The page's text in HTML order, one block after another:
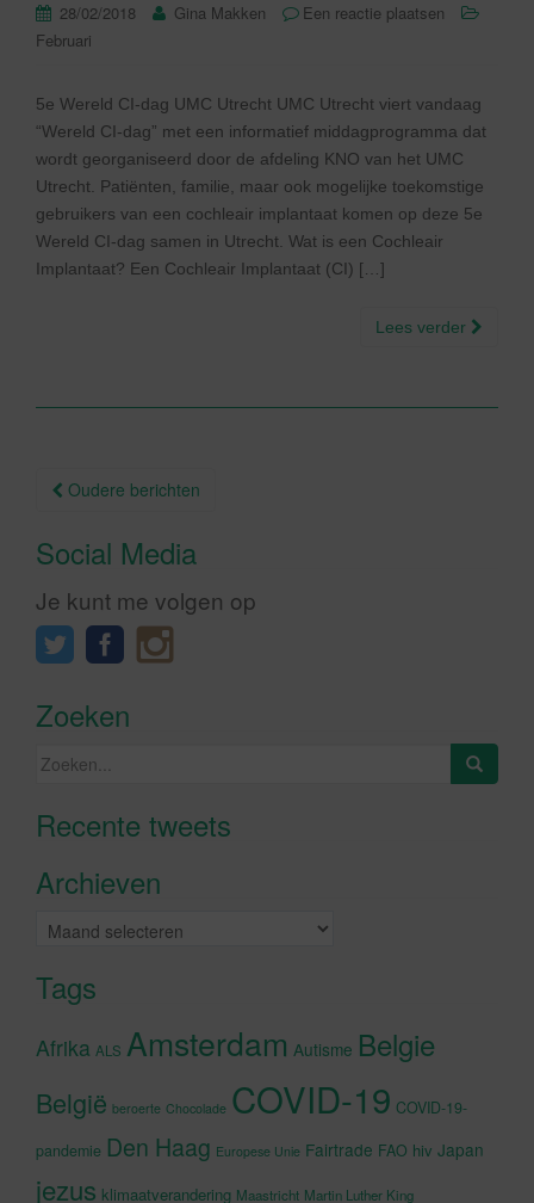
28/02/2018 Gina Makken
Een reactie plaatsen
Februari
5e Wereld CI-dag UMC Utrecht UMC Utrecht viert vandaag
“Wereld CI-dag” met een informatief middagprogramma dat
wordt georganiseerd door de afdeling KNO van het UMC
Utrecht. Patiënten, familie, maar ook mogelijke toekomstige
gebruikers van een cochleair implantaat komen op deze 5e
Wereld CI-dag samen in Utrecht. Wat is een Cochleair
Implantaat? Een Cochleair Implantaat (CI) […]
Lees verder
Berichtnavigatie
Oudere berichten
Social Media
Je kunt me volgen op
Zoeken
Zoeken
Recente tweetsKlik om marketing cookies te
Archieven
Archieven
Tags
Afrika ALS Amsterdam Autisme Belgie
België beroerte Chocolade COVID-19 COVID-19-
pandemie Den Haag Europese Unie Fairtrade FAO hiv Japan
jezus klimaatverandering Maastricht Martin Luther King